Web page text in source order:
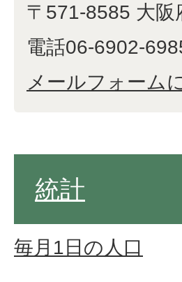
〒571-8585 大阪
電話06-6902-
メールフォーム
統計
毎月1日の人口